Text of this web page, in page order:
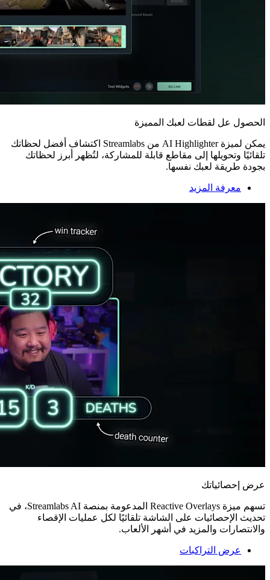
الحصول عل لقطات لعبك المميزة
يمكن لميزة AI Highlighter من Streamlabs اكتشاف أفضل لحظاتك
تلقائيًا وتحويلها إلى مقاطع قابلة للمشاركة، لتُظهر أبرز لحظاتك
بجودة طريقة لعبك نفسها.
معرفة المزيد
عرض إحصائياتك
تسهم ميزة Reactive Overlays المدعومة بمنصة Streamlabs AI، في
تحديث الإحصائيات على الشاشة تلقائيًا لكل عمليات الإقصاء
والانتصارات والمزيد في أشهر الألعاب.
عرض التراكبات